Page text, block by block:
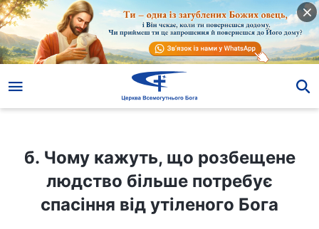
б. Чому кажуть, що розбещене
людство більше потребує
спасіння від утіленого Бога